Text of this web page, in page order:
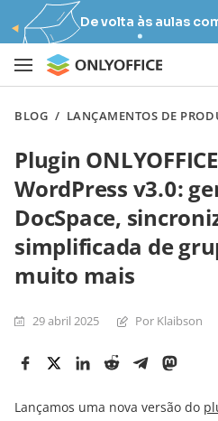
De volta às aulas
BLOG / LANÇAMENTOS DE
Plugin
WordPress v3.0:
DocSpace,
simplificada de
muito mais
29 abril 2025 Por Klaibson
Lançamos uma nova versão do